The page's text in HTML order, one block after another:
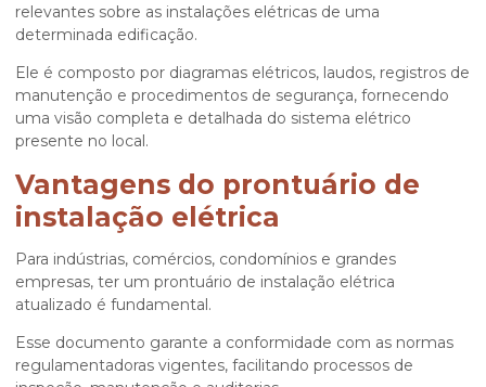
relevantes sobre as instalações elétricas de uma
determinada edificação.
Ele é composto por diagramas elétricos, laudos, registros de
manutenção e procedimentos de segurança, fornecendo
uma visão completa e detalhada do sistema elétrico
presente no local.
Vantagens do prontuário de
instalação elétrica
Para indústrias, comércios, condomínios e grandes
empresas, ter um prontuário de instalação elétrica
atualizado é fundamental.
Esse documento garante a conformidade com as normas
regulamentadoras vigentes, facilitando processos de